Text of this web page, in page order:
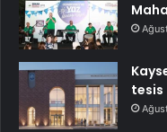
tesis